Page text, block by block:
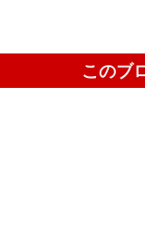
このブ